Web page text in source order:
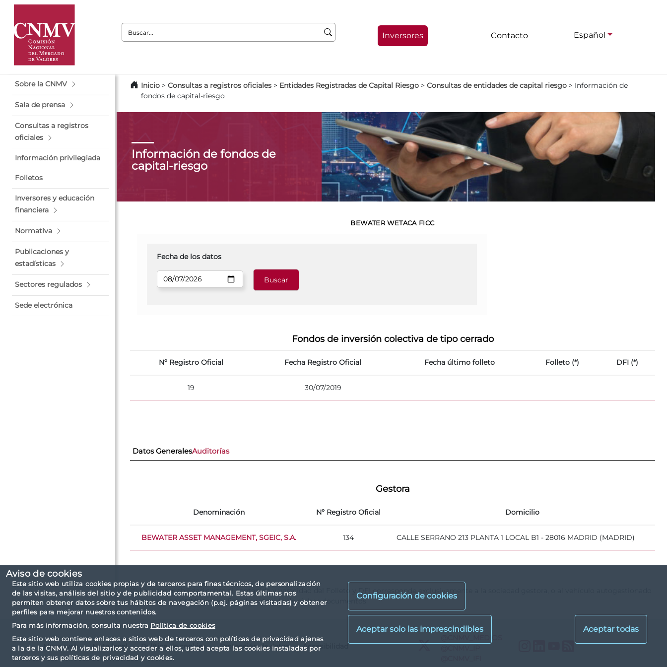
Aviso de cookies
Este sitio web utiliza cookies propias y de terceros para fines técnicos, de personalización
de las visitas, análisis del sitio y de publicidad comportamental. Estas últimas nos
permiten obtener datos sobre tus hábitos de navegación (p.ej. páginas visitadas) y obtener
perfiles para mejorar nuestros contenidos.
Para más información, consulta nuestra Política de cookies
Este sitio web contiene enlaces a sitios web de terceros con políticas de privacidad ajenas
a la de la CNMV. Al visualizarlos y acceder a ellos, usted acepta las cookies instaladas por
terceros y sus políticas de privacidad y cookies.
Configuración de cookies
Buscar:
Inversores Contacto Español
Sobre la CNMV
Sala de prensa
Consultas a registros
oficiales
Información privilegiada
Folletos
Inversores y educación
financiera
Normativa
Publicaciones y
estadísticas
Sectores regulados
Sede electrónica
Inicio > Consultas a registros oficiales > Entidades Registradas de Capital Riesgo > Consultas de entidades de capital riesgo > Información de
fondos de capital-riesgo
Información de fondos de
capital-riesgo
BEWATER WETACA FICC
Fecha de los datos
Fondos de inversión colectiva de tipo cerrado
Nº Registro Oficial Fecha Registro Oficial Fecha último folleto Folleto (*) DFI (*)
19 30/07/2019
Datos GeneralesAuditorías
Gestora
Denominación Nº Registro Oficial Domicilio
BEWATER ASSET MANAGEMENT, SGEIC, S.A. 134 CALLE SERRANO 213 PLANTA 1 LOCAL B1 - 28016 MADRID (MADRID)
(*) La responsabilidad sobre el contenido y veracidad del Folleto y DFI corresponde exclusivamente a la sociedad gestora, o al vehículo autogestionado
en su caso. La CNMV no verifica el contenido de dichos documentos.
Mapa web Nota legal Política de cookies Protección de datos Accesibilidad Instagram
LinkedIn
YouTube
RSS